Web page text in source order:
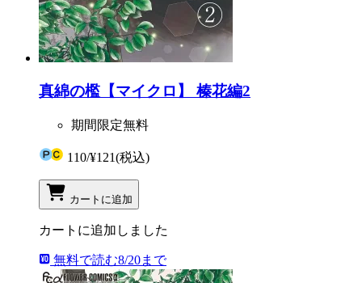
真綿の檻【マイクロ】 榛花編2
期間限定無料
110/¥121(税込)
カートに追加
カートに追加しました
無料で読む8/20まで